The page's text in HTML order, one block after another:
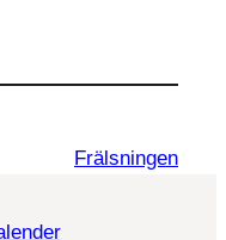
Frälsningen